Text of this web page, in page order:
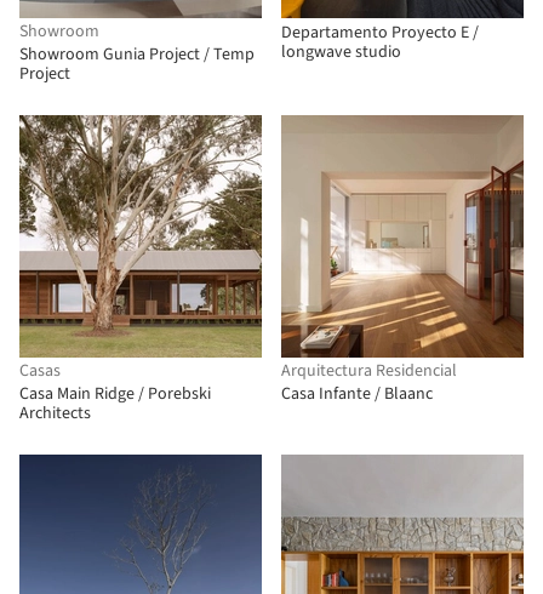
Showroom
Showroom Gunia Project / Temp
Project
Departamento Proyecto E /
longwave studio
Casas
Casa Main Ridge / Porebski
Architects
Arquitectura Residencial
Casa Infante / Blaanc